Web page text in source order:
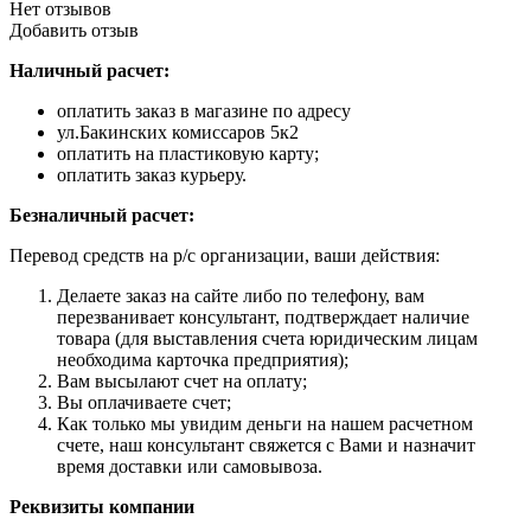
Нет отзывов
Добавить отзыв
Наличный расчет:
оплатить заказ в магазине по адресу
ул.Бакинских комиссаров 5к2
оплатить на пластиковую карту;
оплатить заказ курьеру.
Безналичный расчет:
Перевод средств на р/с организации, ваши действия:
Делаете заказ на сайте либо по телефону, вам
перезванивает консультант, подтверждает наличие
товара (для выставления счета юридическим лицам
необходима карточка предприятия);
Вам высылают счет на оплату;
Вы оплачиваете счет;
Как только мы увидим деньги на нашем расчетном
счете, наш консультант свяжется с Вами и назначит
время доставки или самовывоза.
Реквизиты компании